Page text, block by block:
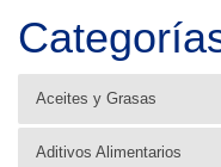
Aceites y Grasas
Aditivos Alimentarios